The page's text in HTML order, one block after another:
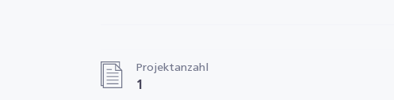
Projektanzahl
1